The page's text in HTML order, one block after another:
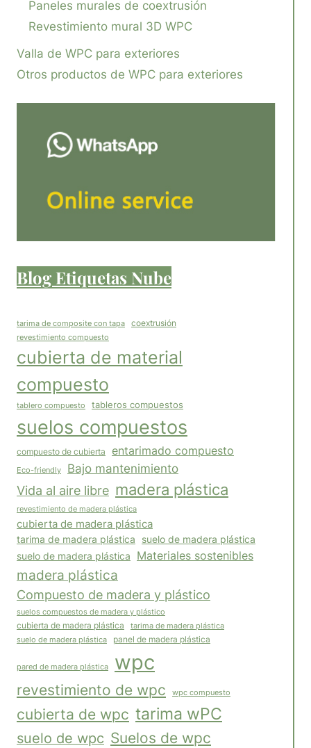
Paneles murales de coextrusión
Revestimiento mural 3D WPC
Valla de WPC para exteriores
Otros productos de WPC para exteriores
Blog Etiquetas Nube
tarima de composite con tapa coextrusión
revestimiento compuesto
cubierta de material
compuesto
tablero compuesto tableros compuestos
suelos compuestos
compuesto de cubierta entarimado compuesto
Eco-friendly Bajo mantenimiento
Vida al aire libre madera plástica
revestimiento de madera plástica
cubierta de madera plástica
tarima de madera plástica
suelo de madera plástica
suelo de madera plástica
Materiales sostenibles
madera plástica
Compuesto de madera y plástico
suelos compuestos de madera y plástico
cubierta de madera plástica
tarima de madera plástica
suelo de madera plástica panel de madera plástica
pared de madera plástica wpc
revestimiento de wpc wpc compuesto
cubierta de wpc tarima wPC
suelo de wpc Suelos de wpc